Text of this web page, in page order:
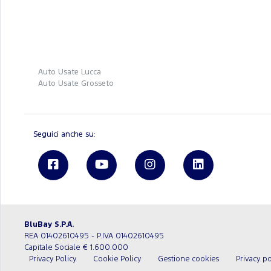
Auto Usate Lucca
Auto Usate Grosseto
Seguici anche su:
BluBay S.P.A.
REA 01402610495 - P.IVA 01402610495
Capitale Sociale € 1.600.000
Privacy Policy
Cookie Policy Gestione cookies Privacy